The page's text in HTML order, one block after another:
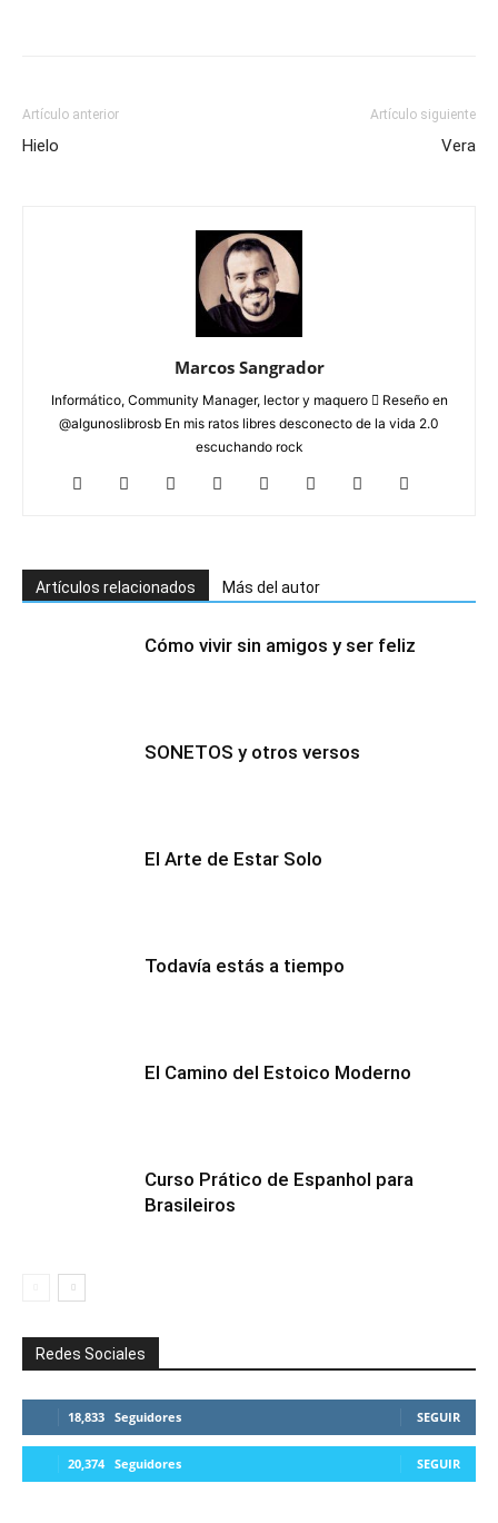
Artículo anterior
Hielo
Artículo siguiente
Vera
Marcos Sangrador
Informático, Community Manager, lector y maquero  Reseño en
@algunoslibrosb En mis ratos libres desconecto de la vida 2.0
escuchando rock
Artículos relacionados Más del autor
Cómo vivir sin amigos y ser feliz
SONETOS y otros versos
El Arte de Estar Solo
Todavía estás a tiempo
El Camino del Estoico Moderno
Curso Prático de Espanhol para
Brasileiros
Redes Sociales
18,833 Seguidores SEGUIR
20,374 Seguidores SEGUIR